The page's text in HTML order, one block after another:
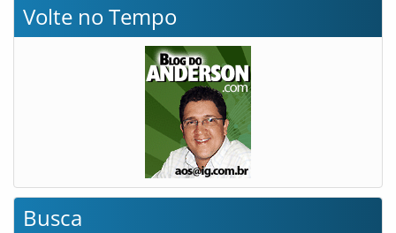
Volte no Tempo
Busca